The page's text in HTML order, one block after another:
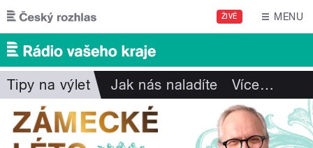
Přejít k hlavnímu obsahu
ŽIVĚ MENU
Tipy na výlet Jak nás naladíte Více…